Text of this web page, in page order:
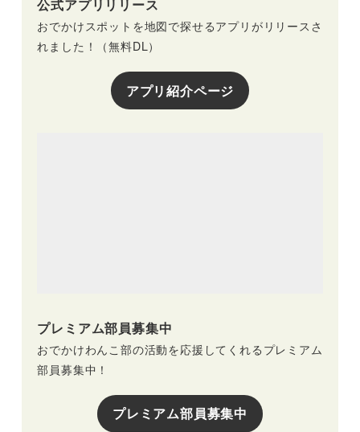
公式アプリリリース
おでかけスポットを地図で探せるアプリがリリースさ
れました！（無料DL）
アプリ紹介ページ
プレミアム部員募集中
おでかけわんこ部の活動を応援してくれるプレミアム
部員募集中！
プレミアム部員募集中